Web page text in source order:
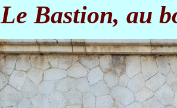
Le Bastion, au